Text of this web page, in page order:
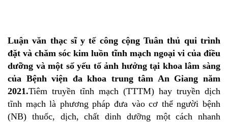
Luận văn thạc sĩ y tế công cộng Tuân thủ qui trình
đặt và chăm sóc kim luồn tĩnh mạch ngoại vi của điều
dưỡng và một số yếu tố ảnh hưởng tại khoa lâm sàng
của Bệnh viện đa khoa trung tâm An Giang năm
2021.Tiêm truyền tĩnh mạch (TTTM) hay truyền dịch
tĩnh mạch là phương pháp đưa vào cơ thể người bệnh
(NB) thuốc, dịch, chất dinh dưỡng một cách nhanh